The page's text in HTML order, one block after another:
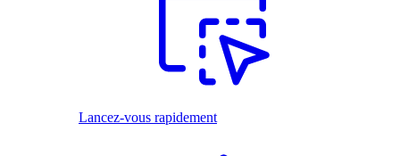
Lancez-vous rapidement